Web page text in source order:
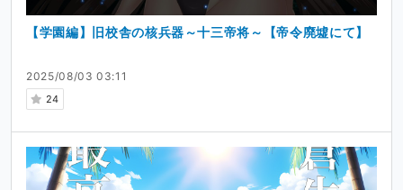
2025/08/03 03:11
24
【学園編】旧校舎の核兵器～十三帝将～【帝令廃墟にて】